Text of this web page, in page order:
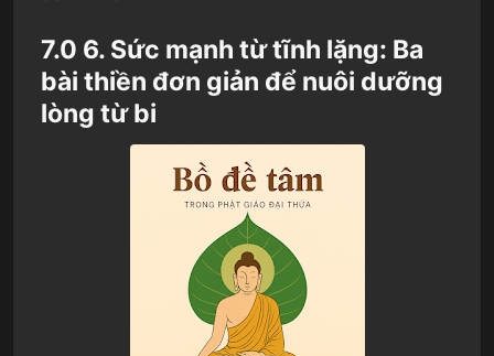
7.0 6. Sức mạnh từ tĩnh lặng: Ba
bài thiền đơn giản để nuôi dưỡng
lòng từ bi